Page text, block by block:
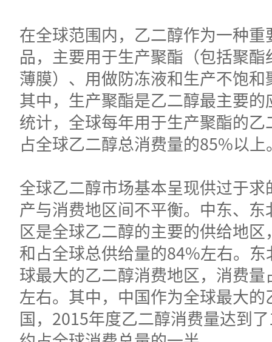
在全球范围内，乙二醇作为一种重
品，主要用于生产聚酯（包括聚
薄膜）、用做防冻液和生产不饱
其中，生产聚酯是乙二醇最主要
统计，全球每年用于生产聚酯的
占全球乙二醇总消费量的85%以上
全球乙二醇市场基本呈现供过于
产与消费地区间不平衡。中东、
区是全球乙二醇的主要的供给地
和占全球总供给量的84%左右。
球最大的乙二醇消费地区，消费
左右。其中，中国作为全球最大的
国，2015年度乙二醇消费量达到